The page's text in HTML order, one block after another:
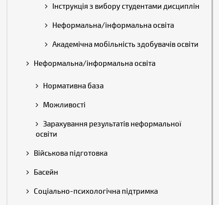
Інструкція з вибору студентами дисциплін
Неформальна/інформальна освіта
Академічна мобільність здобувачів освіти
Неформальна/інформальна освіта
Нормативна база
Можливості
Зарахування результатів неформальної
освіти
Військова підготовка
Басейн
Соціально-психологічна підтримка